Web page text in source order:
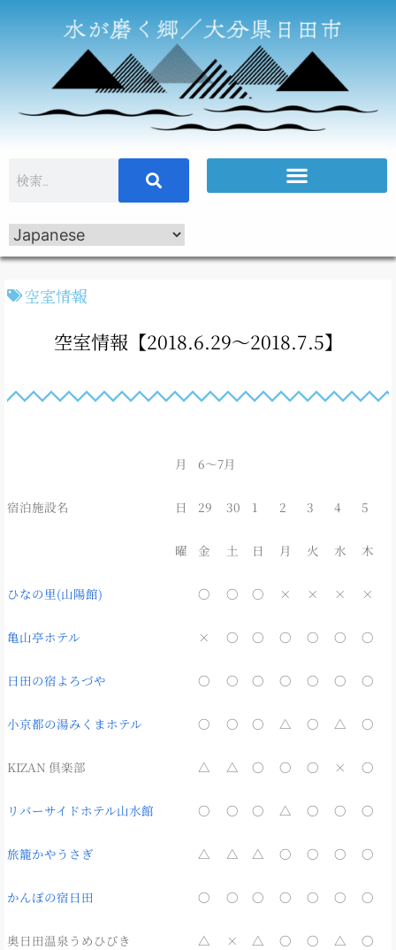
空室情報
空室情報【2018.6.29～2018.7.5】
宿泊施設名
月 6～7月
日 29 30 1 2 3 4 5
曜 金 土 日 月 火 水 木
ひなの里(山陽館) 〇 〇 〇 × × × ×
亀山亭ホテル × 〇 〇 〇 〇 〇 〇
日田の宿よろづや 〇 〇 〇 〇 〇 〇 〇
小京都の湯みくまホテル 〇 〇 〇 △ 〇 △ 〇
KIZAN 倶楽部 △ △ 〇 〇 〇 × 〇
リバーサイドホテル山水館 〇 〇 〇 △ 〇 〇 〇
旅籠かやうさぎ △ △ △ 〇 〇 〇 〇
かんぽの宿日田 〇 〇 〇 〇 〇 〇 〇
奥日田温泉うめひびき △ × △ 〇 〇 △ 〇